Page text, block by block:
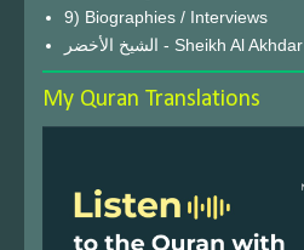
9) Biographies / Interviews
الشيخ الأخضر - Sheikh Al Akhdar
My Quran Translations